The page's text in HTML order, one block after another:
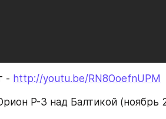
- http://youtu.be/RN8OoefnUPM
P-3 над Балтикой (ноябрь